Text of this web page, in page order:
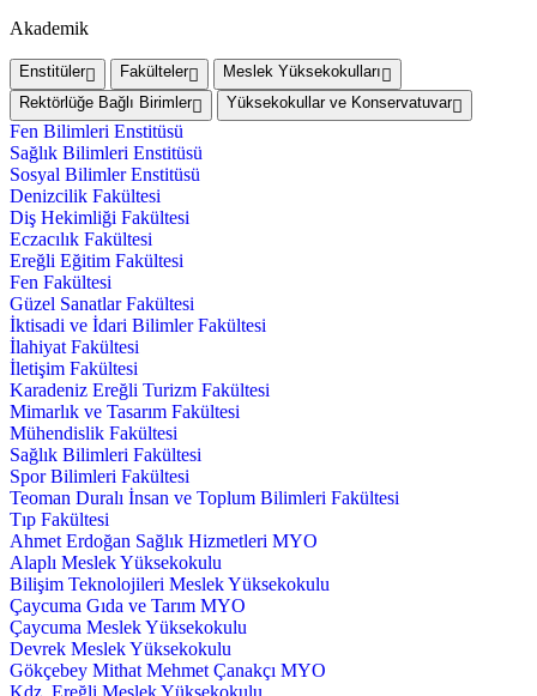
Akademik
Enstitüler Fakülteler
Meslek Yüksekokulları
Rektörlüğe Bağlı Birimler
Yüksekokullar ve Konservatuvar
Fen Bilimleri Enstitüsü
Sağlık Bilimleri Enstitüsü
Sosyal Bilimler Enstitüsü
Denizcilik Fakültesi
Diş Hekimliği Fakültesi
Eczacılık Fakültesi
Ereğli Eğitim Fakültesi
Fen Fakültesi
Güzel Sanatlar Fakültesi
İktisadi ve İdari Bilimler Fakültesi
İlahiyat Fakültesi
İletişim Fakültesi
Karadeniz Ereğli Turizm Fakültesi
Mimarlık ve Tasarım Fakültesi
Mühendislik Fakültesi
Sağlık Bilimleri Fakültesi
Spor Bilimleri Fakültesi
Teoman Duralı İnsan ve Toplum Bilimleri Fakültesi
Tıp Fakültesi
Ahmet Erdoğan Sağlık Hizmetleri MYO
Alaplı Meslek Yüksekokulu
Bilişim Teknolojileri Meslek Yüksekokulu
Çaycuma Gıda ve Tarım MYO
Çaycuma Meslek Yüksekokulu
Devrek Meslek Yüksekokulu
Gökçebey Mithat Mehmet Çanakçı MYO